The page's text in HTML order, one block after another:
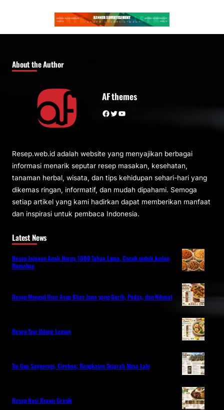
About the Author
AF themes
Facebook Twitter YouTube
Resep.web.id adalah website yang menyajikan berbagai
informasi menarik seputar resep masakan, kesehatan,
tanaman herbal, wisata, dan tips kehidupan sehari-hari yang
dikemas ringan, informatif, dan mudah dipahami. Semoga
setiap artikel yang kami hadirkan dapat memberikan manfaat
dan inspirasi untuk pembaca Indonesia.
Latest News
Resep Jajanan Anak Harga 1000 Tahan Lama, Cocok untuk Jualan
Rumahan
Resep Mangut Ikan Asap Khas Jawa yang Gurih, Pedas, dan Nikmat
Resep Sup Udang Lemon
Tm Gua Sunyaragi, Cirebon; Rangkaian Sejarah Masa Lalu
Resep Nasi Krawu Gresik